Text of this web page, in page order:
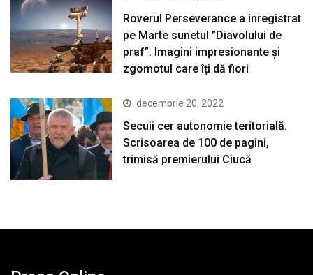
Roverul Perseverance a înregistrat
pe Marte sunetul ”Diavolului de
praf”. Imagini impresionante și
zgomotul care îți dă fiori
decembrie 20, 2022
Secuii cer autonomie teritorială.
Scrisoarea de 100 de pagini,
trimisă premierului Ciucă